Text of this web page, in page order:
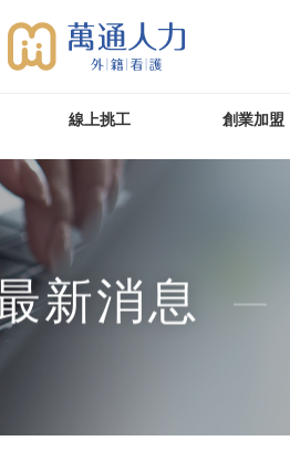
線上挑工 創業加盟
新消息